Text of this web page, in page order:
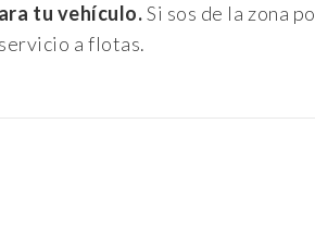
tu vehículo.Si sos de la zona
servicio a flotas.